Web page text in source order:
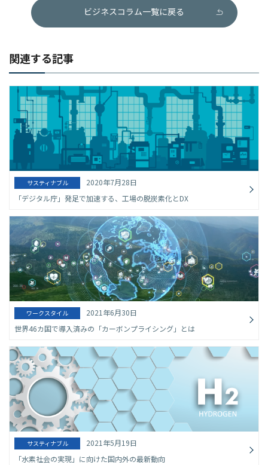
ビジネスコラム一覧に戻る
関連する記事
サスティナブル
2020年7月28日
「デジタル庁」発足で加速する、工場の脱炭素化とDX
ワークスタイル
2021年6月30日
世界46カ国で導入済みの「カーボンプライシング」とは
サスティナブル
2021年5月19日
「水素社会の実現」に向けた国内外の最新動向